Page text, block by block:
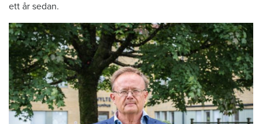
ett år sedan.